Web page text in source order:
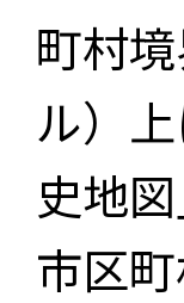
町村
ル）
史地
市区